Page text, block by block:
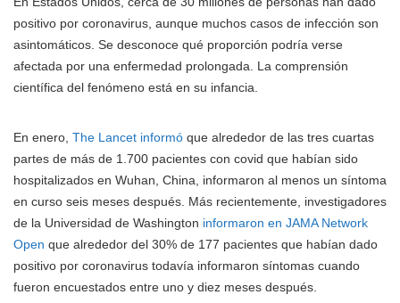
positivo por coronavirus, aunque muchos casos de infección son
asintomáticos. Se desconoce qué proporción podría verse
afectada por una enfermedad prolongada. La comprensión
científica del fenómeno está en su infancia.
En enero, The Lancet informó que alrededor de las tres cuartas
partes de más de 1.700 pacientes con covid que habían sido
hospitalizados en Wuhan, China, informaron al menos un síntoma
en curso seis meses después. Más recientemente, investigadores
de la Universidad de Washington informaron en JAMA Network
Open que alrededor del 30% de 177 pacientes que habían dado
positivo por coronavirus todavía informaron síntomas cuando
fueron encuestados entre uno y diez meses después.